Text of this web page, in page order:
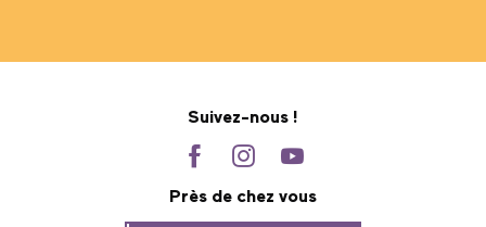
Suivez-nous !
Près de chez vous